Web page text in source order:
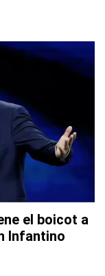
el boicot a
Infantino